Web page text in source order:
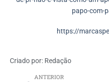
papo-com-
https://
Criado por: Redação
ANTERIOR